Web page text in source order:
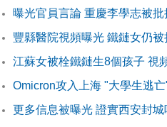
曝光官員言論 重慶李學志被批
豐縣醫院視頻曝光 鐵鏈女仍被
江蘇女被栓鐵鏈生8個孩子 視
Omicron攻入上海 "大學生逃
更多信息被曝光 證實西安封城